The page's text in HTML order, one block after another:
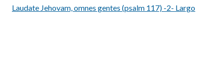
Laudate Jehovam, omnes gentes (psalm 117) -2- Largo